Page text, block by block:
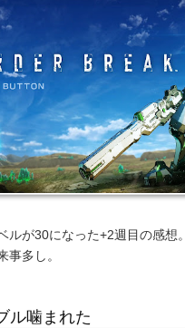
ルが30になった+2週目の感想。
事多し。
ル噛まれた